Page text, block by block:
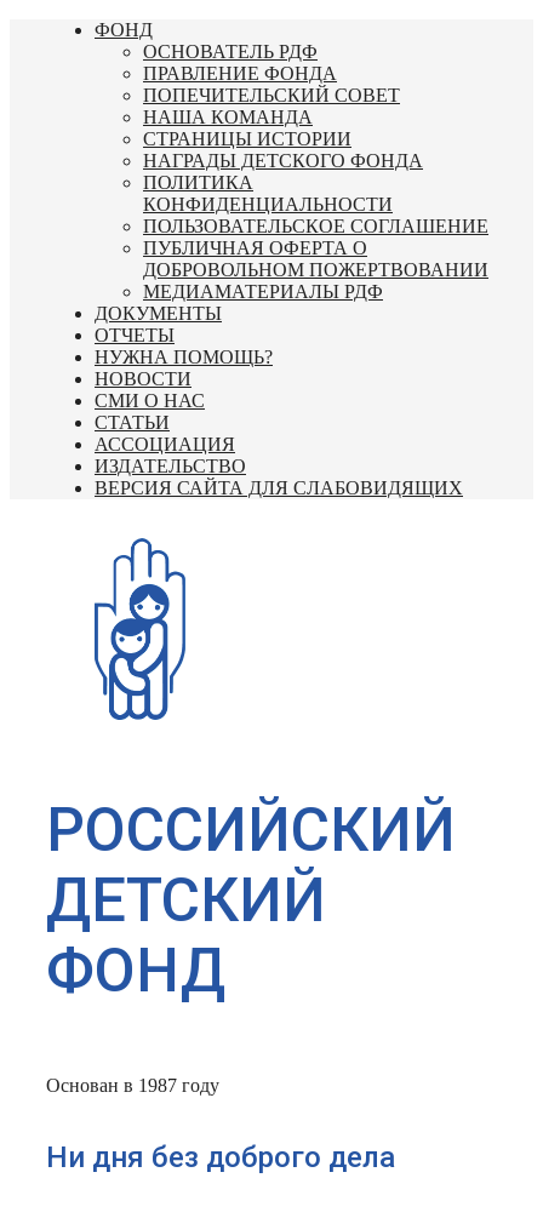
Перейти
ФОНД
ОСНОВАТЕЛЬ РДФ
ПРАВЛЕНИЕ ФОНДА
ПОПЕЧИТЕЛЬСКИЙ СОВЕТ
НАША КОМАНДА
СТРАНИЦЫ ИСТОРИИ
НАГРАДЫ ДЕТСКОГО ФОНДА
ПОЛИТИКА
КОНФИДЕНЦИАЛЬНОСТИ
ПОЛЬЗОВАТЕЛЬСКОЕ СОГЛАШЕНИЕ
ПУБЛИЧНАЯ ОФЕРТА О
ДОБРОВОЛЬНОМ ПОЖЕРТВОВАНИИ
МЕДИАМАТЕРИАЛЫ РДФ
ДОКУМЕНТЫ
ОТЧЕТЫ
НУЖНА ПОМОЩЬ?
НОВОСТИ
СМИ О НАС
СТАТЬИ
АССОЦИАЦИЯ
ИЗДАТЕЛЬСТВО
ВЕРСИЯ САЙТА ДЛЯ СЛАБОВИДЯЩИХ
РОССИЙСКИЙ
ДЕТСКИЙ
ФОНД
Основан в 1987 году
Ни дня без доброго дела